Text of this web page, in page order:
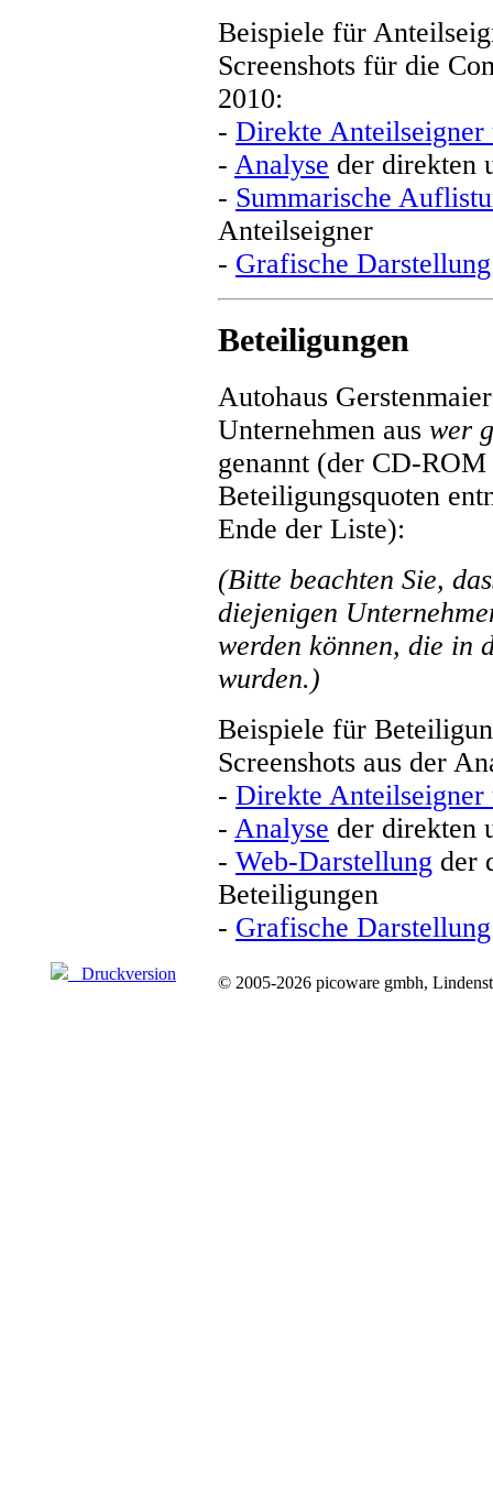
Beispiele für
Screenshots für die
2010:
- Direkte Anteilseigner
- Analyse der direkten
- Summarische
Anteilseigner
- Grafische Darstellung
Beteiligungen
Autohaus
Unternehmen aus wer
genannt (der CD-ROM
Beteiligungsquoten
Ende der Liste):
(Bitte beachten Sie,
diejenigen
werden können, die in
wurden.)
Beispiele für
Screenshots aus der
- Direkte Anteilseigner
- Analyse der direkten
- Web-Darstellung der
Beteiligungen
- Grafische Darstellung
Druckversion © 2005-2026 picoware gmbh,